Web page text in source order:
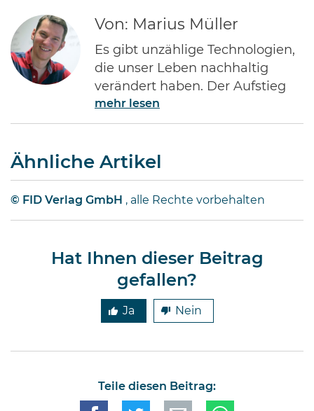
Von: Marius Müller
Es gibt unzählige Technologien,
die unser Leben nachhaltig
verändert haben. Der Aufstieg
des Internets gehört ohne Frage
zu den Bedeutendsten. Namen
Bill Gates von Microsoft dürften
jedem Investor geläufig sein.
Diese Männer haben Imperien
ganzen Welt …
mehr lesen
Ähnliche Artikel
© FID Verlag GmbH , alle Rechte vorbehalten
Hat Ihnen dieser Beitrag
gefallen?
Ja Nein
Teile diesen Beitrag: